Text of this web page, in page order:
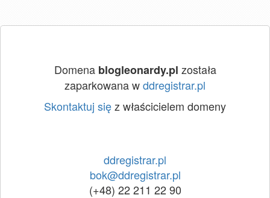
Domena blogleonardy.pl została
zaparkowana wddregistrar.pl
Skontaktuj sięz właścicielem domeny
ddregistrar.pl
bok@ddregistrar.pl
(+48) 22 211 22 90